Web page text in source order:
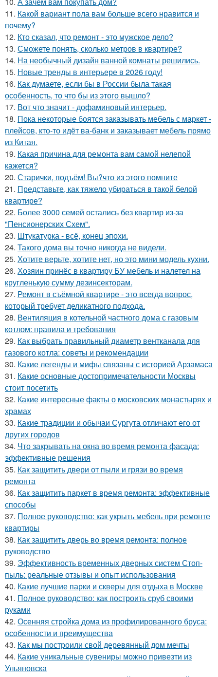
11. Какой вариант пола вам больше всего нравится и
почему?
12. Кто сказал, что ремонт - это мужское дело?
13. Сможете понять, сколько метров в квартире?
14. На необычный дизайн ванной комнаты решились.
15. Новые тренды в интерьере в 2026 году!
16. Как думаете, если бы в России была такая
особенность, то что бы из этого вышло?
17. Вот что значит - дофаминовый интерьер.
18. Пока некоторые боятся заказывать мебель с маркет -
плейсов, кто-то идёт ва-банк и заказывает мебель прямо
из Китая.
19. Какая причина для ремонта вам самой нелепой
кажется?
20. Старички, подъём! Вы?что из этого помните
21. Представьте, как тяжело убираться в такой белой
квартире?
22. Более 3000 семей остались без квартир из-за
"Пенсионерских Схем".
23. Штукатурка - всё, конец эпохи.
24. Такого дома вы точно никогда не видели.
25. Хотите верьте, хотите нет, но это мини модель кухни.
26. Хозяин принёс в квартиру БУ мебель и налетел на
кругленькую сумму дезинсекторам.
27. Ремонт в съёмной квартире - это всегда вопрос,
который требует деликатного подхода.
28. Вентиляция в котельной частного дома с газовым
котлом: правила и требования
29. Как выбрать правильный диаметр вентканала для
газового котла: советы и рекомендации
30. Какие легенды и мифы связаны с историей Арзамаса
31. Какие основные достопримечательности Москвы
стоит посетить
32. Какие интересные факты о московских монастырях и
храмах
33. Какие традиции и обычаи Сургута отличают его от
других городов
34. Что закрывать на окна во время ремонта фасада:
эффективные решения
35. Как защитить двери от пыли и грязи во время
ремонта
36. Как защитить паркет в время ремонта: эффективные
способы
37. Полное руководство: как укрыть мебель при ремонте
квартиры
38. Как защитить дверь во время ремонта: полное
руководство
39. Эффективность временных дверных систем Стоп-
пыль: реальные отзывы и опыт использования
40. Какие лучшие парки и скверы для отдыха в Москве
41. Полное руководство: как построить сруб своими
руками
42. Осенняя стройка дома из профилированного бруса:
особенности и преимущества
43. Как мы построили свой деревянный дом мечты
44. Какие уникальные сувениры можно привезти из
Ульяновска